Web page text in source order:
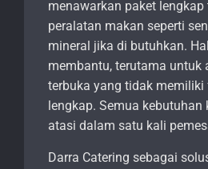
menawarkan paket lengkap
peralatan makan seperti
mineral jika di butuhkan.
membantu, terutama untuk
terbuka yang tidak
lengkap. Semua
atasi dalam satu kali
Darra Catering sebagai